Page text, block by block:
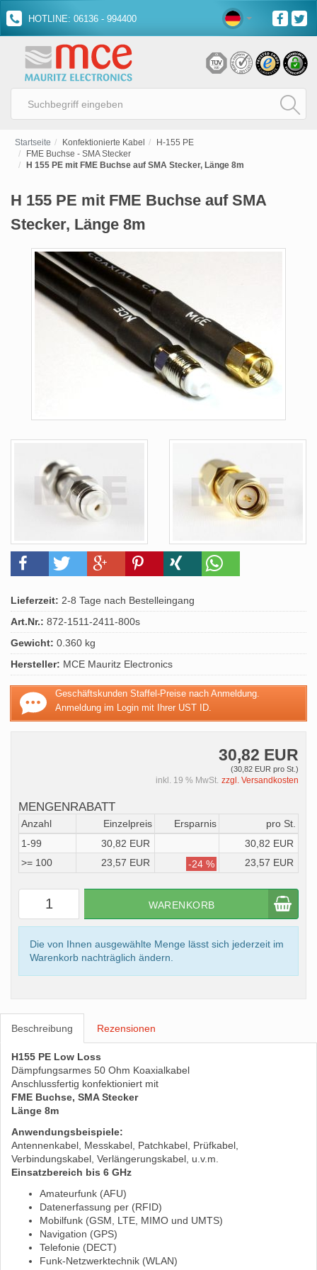
HOTLINE: 06136 - 994400
Startseite Konfektionierte Kabel
H-155 PE
FME Buchse - SMA Stecker
H 155 PE mit FME Buchse auf SMA Stecker, Länge 8m
H 155 PE mit FME Buchse auf SMA
Stecker, Länge 8m
Lieferzeit: 2-8 Tage nach Bestelleingang
Art.Nr.: 872-1511-2411-800s
Gewicht: 0.360 kg
Hersteller: MCE Mauritz Electronics
Geschäftskunden Staffel-Preise nach Anmeldung.
Anmeldung im Login mit Ihrer UST ID.
30,82 EUR
(30,82 EUR pro St.)
inkl. 19 % MwSt. zzgl. Versandkosten
MENGENRABATT
Anzahl Einzelpreis Ersparnis
pro St.
1-99
30,82 EUR
30,82 EUR
>= 100
23,57 EUR -24 % 23,57 EUR
WARENKORB
Die von Ihnen ausgewählte Menge lässt sich jederzeit im
Warenkorb nachträglich ändern.
Beschreibung Rezensionen
H155 PE Low Loss
Dämpfungsarmes 50 Ohm Koaxialkabel
Anschlussfertig konfektioniert mit
FME Buchse, SMA Stecker
Länge 8m
Anwendungsbeispiele:
Antennenkabel, Messkabel, Patchkabel, Prüfkabel,
Verbindungskabel, Verlängerungskabel, u.v.m.
Einsatzbereich bis 6 GHz
Amateurfunk (AFU)
Datenerfassung per (RFID)
Mobilfunk (GSM, LTE, MIMO und UMTS)
Navigation (GPS)
Telefonie (DECT)
Funk-Netzwerktechnik (WLAN)